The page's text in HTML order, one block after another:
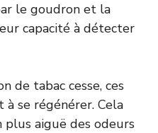
le goudron et la
capacité à détecter
de tabac cesse, ces
se régénérer. Cela
aiguë des odeurs